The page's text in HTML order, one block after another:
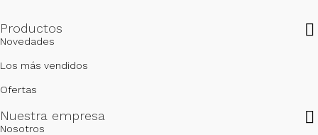
Productos 
Novedades
Los más vendidos
Ofertas
Nuestra empresa 
Nosotros